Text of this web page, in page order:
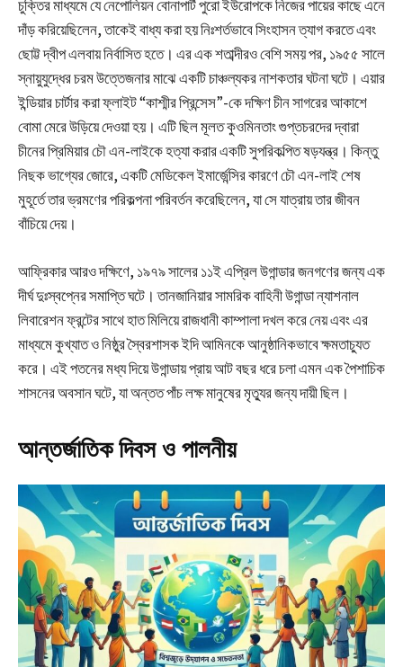
চুক্তির মাধ্যমে যে নেপোলিয়ন বোনাপার্ট পুরো ইউরোপকে নিজের পায়ের কাছে এনে
দাঁড় করিয়েছিলেন, তাকেই বাধ্য করা হয় নিঃশর্তভাবে সিংহাসন ত্যাগ করতে এবং
ছোট্ট দ্বীপ এলবায় নির্বাসিত হতে। এর এক শতাব্দীরও বেশি সময় পর, ১৯৫৫ সালে
স্নায়ুযুদ্ধের চরম উত্তেজনার মাঝে একটি চাঞ্চল্যকর নাশকতার ঘটনা ঘটে। এয়ার
ইন্ডিয়ার চার্টার করা ফ্লাইট “কাশ্মীর প্রিন্সেস”-কে দক্ষিণ চীন সাগরের আকাশে
বোমা মেরে উড়িয়ে দেওয়া হয়। এটি ছিল মূলত কুওমিনতাং গুপ্তচরদের দ্বারা
চীনের প্রিমিয়ার চৌ এন-লাইকে হত্যা করার একটি সুপরিকল্পিত ষড়যন্ত্র। কিন্তু
নিছক ভাগ্যের জোরে, একটি মেডিকেল ইমার্জেন্সির কারণে চৌ এন-লাই শেষ
মুহূর্তে তার ভ্রমণের পরিকল্পনা পরিবর্তন করেছিলেন, যা সে যাত্রায় তার জীবন
বাঁচিয়ে দেয়।
আফ্রিকার আরও দক্ষিণে, ১৯৭৯ সালের ১১ই এপ্রিল উগান্ডার জনগণের জন্য এক
দীর্ঘ দুঃস্বপ্নের সমাপ্তি ঘটে। তানজানিয়ার সামরিক বাহিনী উগান্ডা ন্যাশনাল
লিবারেশন ফ্রন্টের সাথে হাত মিলিয়ে রাজধানী কাম্পালা দখল করে নেয় এবং এর
মাধ্যমে কুখ্যাত ও নিষ্ঠুর স্বৈরশাসক ইদি আমিনকে আনুষ্ঠানিকভাবে ক্ষমতাচ্যুত
করে। এই পতনের মধ্য দিয়ে উগান্ডায় প্রায় আট বছর ধরে চলা এমন এক পৈশাচিক
শাসনের অবসান ঘটে, যা অন্তত পাঁচ লক্ষ মানুষের মৃত্যুর জন্য দায়ী ছিল।
আন্তর্জাতিক দিবস ও পালনীয়